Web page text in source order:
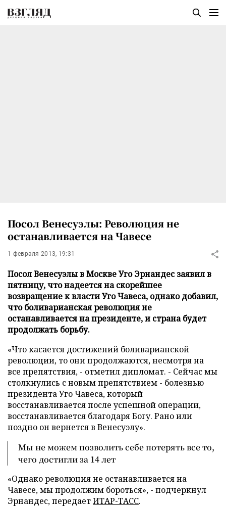
Посол Венесуэлы: Революция не
останавливается на Чавесе
1 февраля 2013, 19:31
Посол Венесуэлы в Москве Уго Эрнандес заявил в
пятницу, что надеется на скорейшее
возвращение к власти Уго Чавеса, однако добавил,
что боливарианская революция не
останавливается на президенте, и страна будет
продолжать борьбу.
«Что касается достижений боливарианской
революции, то они продолжаются, несмотря на
все препятствия, - отметил дипломат. - Сейчас мы
столкнулись с новым препятствием - болезнью
президента Уго Чавеса, который
восстанавливается после успешной операции,
восстанавливается благодаря Богу. Рано или
поздно он вернется в Венесуэлу».
Мы не можем позволить себе потерять все то,
чего достигли за 14 лет
«Однако революция не останавливается на
Чавесе, мы продолжим бороться», - подчеркнул
Эрнандес, передаетИТАР-ТАСС.